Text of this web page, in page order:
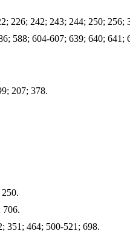
226; 242; 243; 244; 250; 256;
588; 604-607; 639; 640; 641;
207; 378.
706.
351; 464; 500-521; 698.